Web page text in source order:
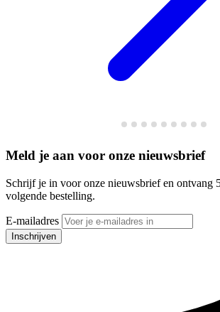
Meld je aan voor onze nieuwsbrief
Schrijf je in voor onze nieuwsbrief en ontvang
volgende bestelling.
E-mailadres
Inschrijven